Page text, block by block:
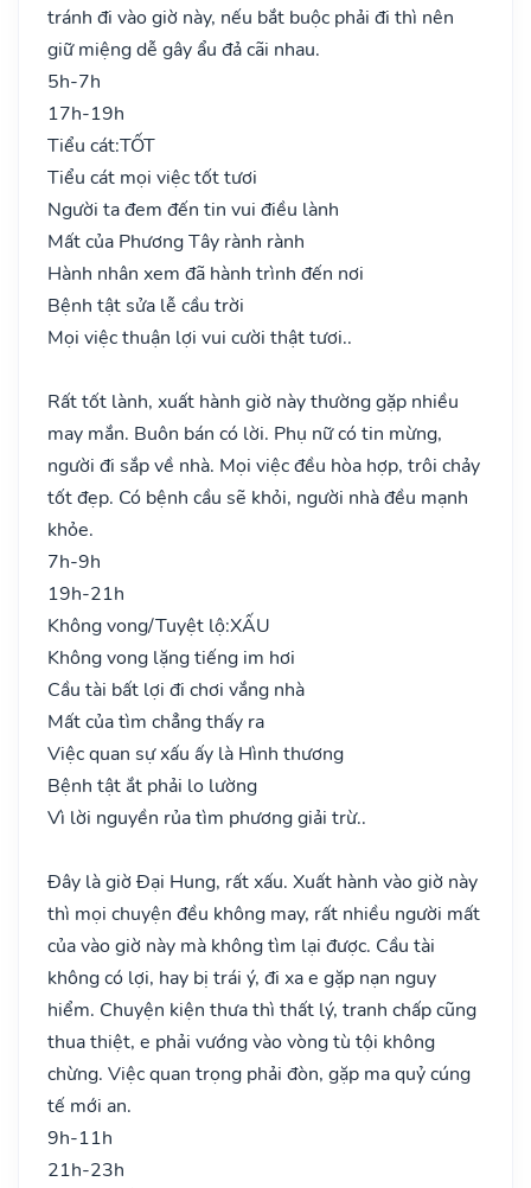
tránh đi vào giờ này, nếu bắt buộc phải đi thì nên
giữ miệng dễ gây ẩu đả cãi nhau.
5h-7h
17h-19h
Tiểu cát:TỐT
Tiểu cát mọi việc tốt tươi
Người ta đem đến tin vui điều lành
Mất của Phương Tây rành rành
Hành nhân xem đã hành trình đến nơi
Bệnh tật sửa lễ cầu trời
Mọi việc thuận lợi vui cười thật tươi..
Rất tốt lành, xuất hành giờ này thường gặp nhiều
may mắn. Buôn bán có lời. Phụ nữ có tin mừng,
người đi sắp về nhà. Mọi việc đều hòa hợp, trôi chảy
tốt đẹp. Có bệnh cầu sẽ khỏi, người nhà đều mạnh
khỏe.
7h-9h
19h-21h
Không vong/Tuyệt lộ:XẤU
Không vong lặng tiếng im hơi
Cầu tài bất lợi đi chơi vắng nhà
Mất của tìm chẳng thấy ra
Việc quan sự xấu ấy là Hình thương
Bệnh tật ắt phải lo lường
Vì lời nguyền rủa tìm phương giải trừ..
Đây là giờ Đại Hung, rất xấu. Xuất hành vào giờ này
thì mọi chuyện đều không may, rất nhiều người mất
của vào giờ này mà không tìm lại được. Cầu tài
không có lợi, hay bị trái ý, đi xa e gặp nạn nguy
hiểm. Chuyện kiện thưa thì thất lý, tranh chấp cũng
thua thiệt, e phải vướng vào vòng tù tội không
chừng. Việc quan trọng phải đòn, gặp ma quỷ cúng
tế mới an.
9h-11h
21h-23h